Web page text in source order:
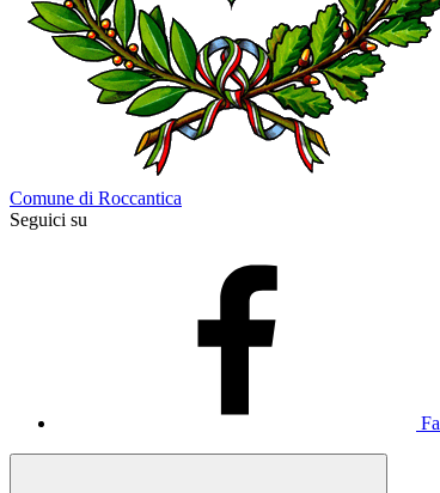
Comune di Roccantica
Seguici su